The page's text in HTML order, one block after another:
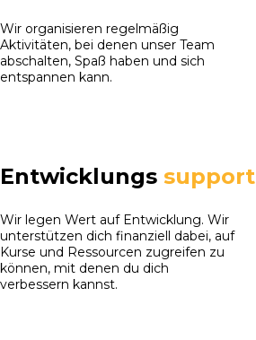
Wir organisieren regelmäßig
Aktivitäten, bei denen unser Team
abschalten, Spaß haben und sich
entspannen kann.
Entwicklungs support
Wir legen Wert auf Entwicklung. Wir
unterstützen dich finanziell dabei, auf
Kurse und Ressourcen zugreifen zu
können, mit denen du dich
verbessern kannst.